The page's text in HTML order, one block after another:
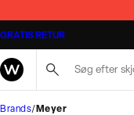
GRATIS RETUR
Brands Meyer